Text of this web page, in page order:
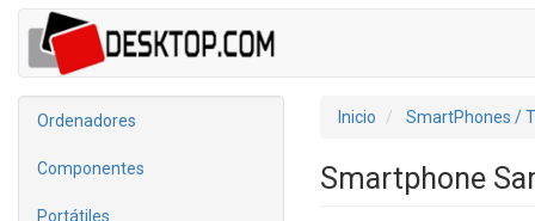
Ordenadores
Componentes
Portátiles
Inicio SmartPhones /
Smartphone